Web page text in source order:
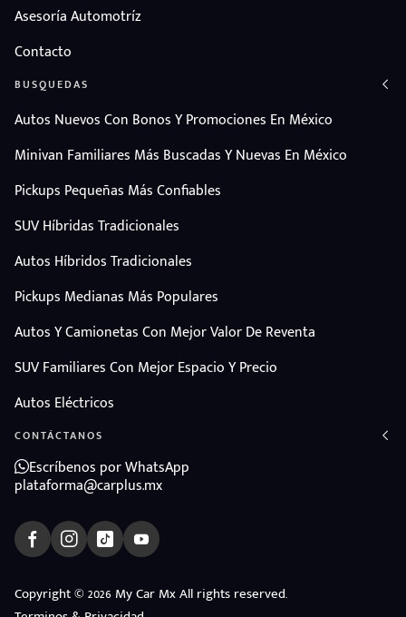
Asesoría Automotríz
Contacto
BUSQUEDAS
Autos Nuevos Con Bonos Y Promociones En México
Minivan Familiares Más Buscadas Y Nuevas En México
Pickups Pequeñas Más Confiables
SUV Híbridas Tradicionales
Autos Híbridos Tradicionales
Pickups Medianas Más Populares
Autos Y Camionetas Con Mejor Valor De Reventa
SUV Familiares Con Mejor Espacio Y Precio
Autos Eléctricos
CONTÁCTANOS
Escríbenos por WhatsApp
plataforma@carplus.mx
Copyright © 2026 My Car Mx All rights reserved.